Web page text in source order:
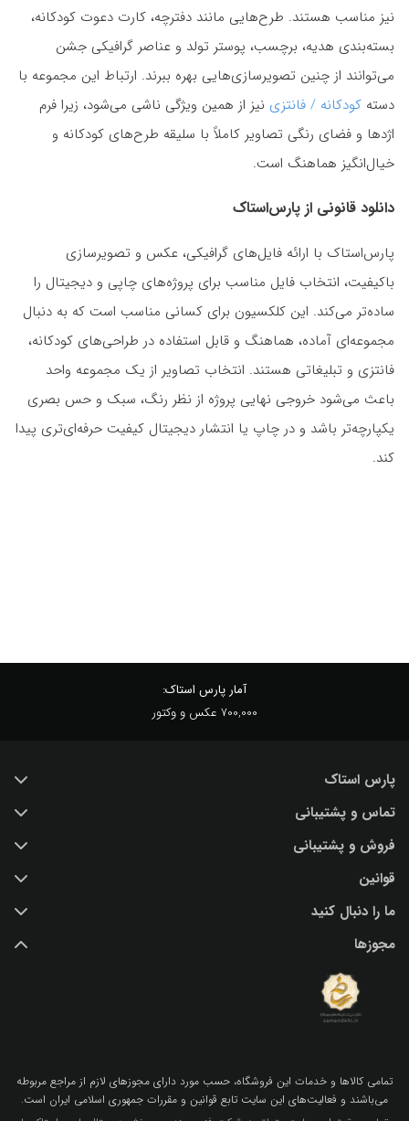
نیز مناسب هستند. طرح‌هایی مانند دفترچه، کارت دعوت کودکانه،
بسته‌بندی هدیه، برچسب، پوستر تولد و عناصر گرافیکی جشن
می‌توانند از چنین تصویرسازی‌هایی بهره ببرند. ارتباط این مجموعه با
دسته کودکانه / فانتزی نیز از همین ویژگی ناشی می‌شود، زیرا فرم
اژدها و فضای رنگی تصاویر کاملاً با سلیقه طرح‌های کودکانه و
خیال‌انگیز هماهنگ است.
دانلود قانونی از پارس‌استاک
پارس‌استاک با ارائه فایل‌های گرافیکی، عکس و تصویرسازی
باکیفیت، انتخاب فایل مناسب برای پروژه‌های چاپی و دیجیتال را
ساده‌تر می‌کند. این کلکسیون برای کسانی مناسب است که به دنبال
مجموعه‌ای آماده، هماهنگ و قابل استفاده در طراحی‌های کودکانه،
فانتزی و تبلیغاتی هستند. انتخاب تصاویر از یک مجموعه واحد
باعث می‌شود خروجی نهایی پروژه از نظر رنگ، سبک و حس بصری
یکپارچه‌تر باشد و در چاپ یا انتشار دیجیتال کیفیت حرفه‌ای‌تری پیدا
کند.
آمار پارس استاک:
700,000 عکس و وکتور
پارس استاک
خرید عکس با کیفیت
درباره ما
پرسش و پاسخ
اشتراک / تمدید
بلاگ پارس استاک
نکات و ترفندهای طراحی گرافیکی
تماس و پشتیبانی
تماس با ما
فروش و پشتیبانی
(IR) 021 28428845
support@parsstock.ir
قوانین
شرایط استفاده از وب سایت
سیاست حفظ حریم شخصی کاربران
ما را دنبال کنید
مجوزها
تمامي كالاها و خدمات اين فروشگاه، حسب مورد داراي مجوزهاي لازم از مراجع مربوطه
مي‌باشند و فعاليت‌هاي اين سايت تابع قوانين و مقررات جمهوري اسلامي ايران است.